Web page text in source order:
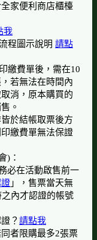
家便利商店櫃檯
我
程圖示說明 請點
繳費單後，需在10
若無法在時間內
消，原本購買的
。
於結帳取票後方
繳費單無法保證
)：
必在活動啟售前一
」，售票當天無
內才認證的帳號
？ 請點我
者限購最多2張票